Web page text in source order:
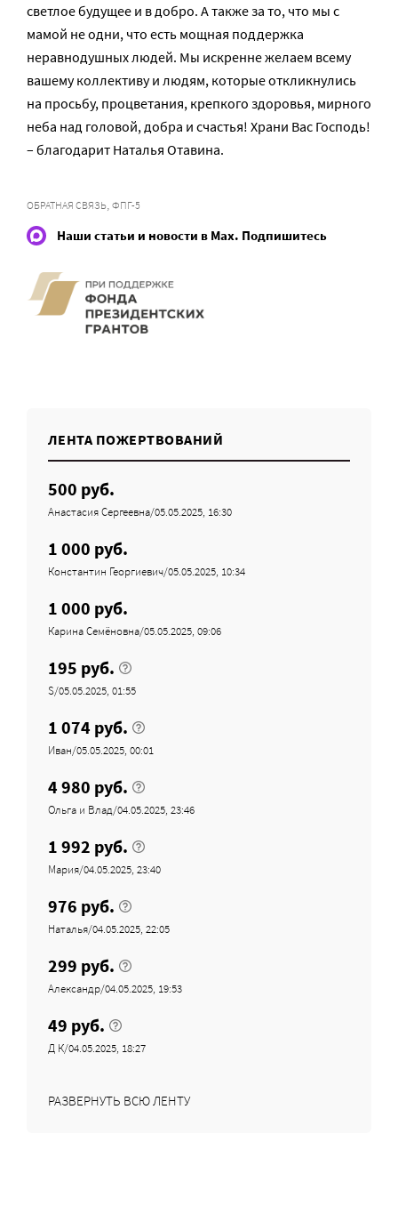
светлое будущее и в добро. А также за то, что мы с
мамой не одни, что есть мощная поддержка
неравнодушных людей. Мы искренне желаем всему
вашему коллективу и людям, которые откликнулись
на просьбу, процветания, крепкого здоровья, мирного
неба над головой, добра и счастья! Храни Вас Господь!
– благодарит Наталья Отавина.
ОБРАТНАЯ СВЯЗЬ ФПГ-5
Наши статьи и новости в Max. Подпишитесь
ЛЕНТА ПОЖЕРТВОВАНИЙ
500 руб.
Анастасия Сергеевна/05.05.2025, 16:30
1 000 руб.
Константин Георгиевич/05.05.2025, 10:34
1 000 руб.
Карина Семёновна/05.05.2025, 09:06
195 руб.
S/05.05.2025, 01:55
1 074 руб.
Иван/05.05.2025, 00:01
4 980 руб.
Ольга и Влад/04.05.2025, 23:46
1 992 руб.
Мария/04.05.2025, 23:40
976 руб.
Наталья/04.05.2025, 22:05
299 руб.
Александр/04.05.2025, 19:53
49 руб.
Д К/04.05.2025, 18:27
РАЗВЕРНУТЬ ВСЮ ЛЕНТУ